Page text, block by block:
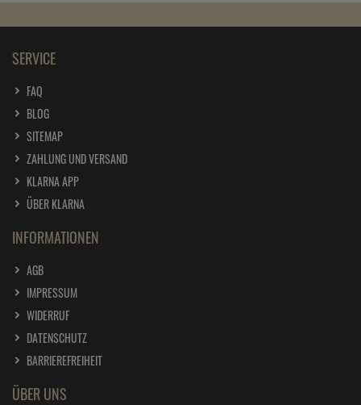
SERVICE
FAQ
BLOG
SITEMAP
ZAHLUNG UND VERSAND
KLARNA APP
ÜBER KLARNA
INFORMATIONEN
AGB
IMPRESSUM
WIDERRUF
DATENSCHUTZ
BARRIEREFREIHEIT
ÜBER UNS